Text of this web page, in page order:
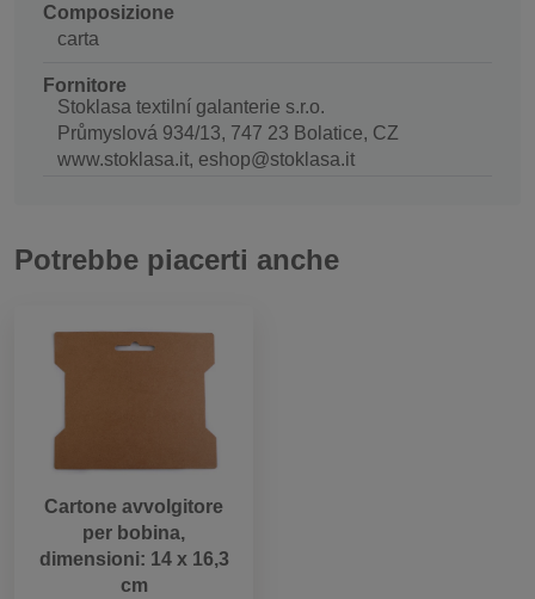
Composizione
carta
Fornitore
Stoklasa textilní galanterie s.r.o.
Průmyslová 934/13, 747 23 Bolatice, CZ
www.stoklasa.it, eshop@stoklasa.it
Potrebbe piacerti anche
Cartone avvolgitore
per bobina,
dimensioni: 14 x 16,3
cm